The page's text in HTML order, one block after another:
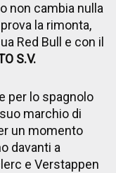
non cambia nulla
la rimonta,
Red Bull e con il
S.V.
per lo spagnolo
marchio di
un momento
davanti a
e Verstappen